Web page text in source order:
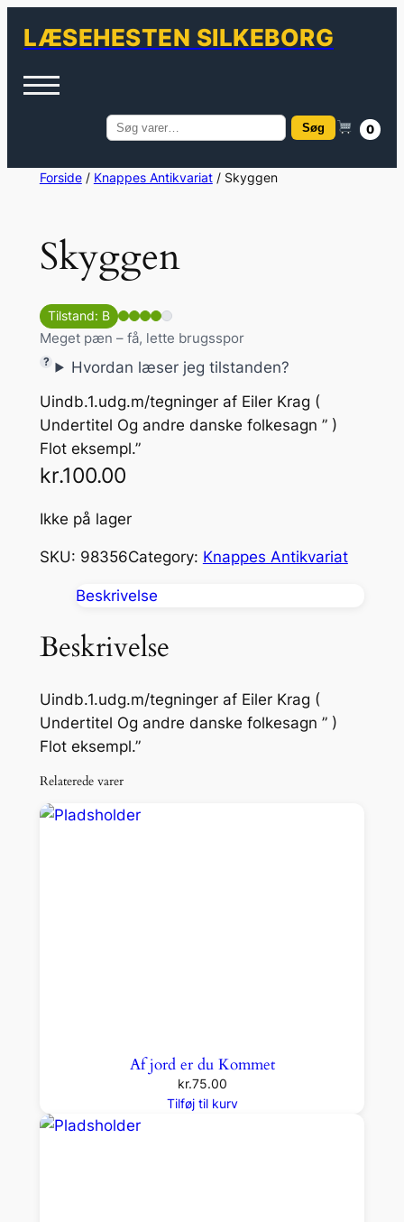
LÆSEHESTEN SILKEBORG
Søg
Søg 0
SpringForside/ Knappes Antikvariat/ Skyggen
Skyggen
Tilstand: B
Meget pæn – få, lette brugsspor
Hvordan læser jeg tilstanden?
Uindb.1.udg.m/tegninger af Eiler Krag (
Undertitel Og andre danske folkesagn ” )
Flot eksempl.”
kr.100.00
Ikke på lager
SKU: 98356Category: Knappes Antikvariat
Beskrivelse
Beskrivelse
Uindb.1.udg.m/tegninger af Eiler Krag (
Undertitel Og andre danske folkesagn ” )
Flot eksempl.”
Relaterede varer
Af jord er du Kommet
kr.75.00
Tilføj til kurv